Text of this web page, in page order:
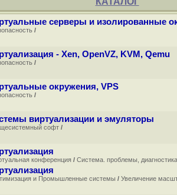
серверы и изолированные
/
- Xen, OpenVZ, KVM, Qemu
/
окружения, VPS
/
виртуализации и эмуляторы
софт /
конференция / Система. проблемы, диагностика
и Промышленные системы / Увеличение